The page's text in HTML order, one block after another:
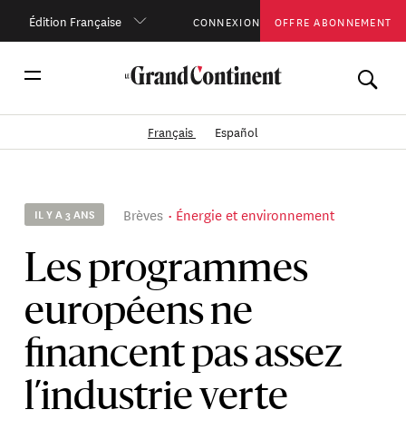
Édition Française CONNEXION OFFRE ABONNEMENT
Français Español
IL Y A 3 ANS Brèves Énergie et environnement
Les programmes
européens ne
financent pas assez
l’industrie verte